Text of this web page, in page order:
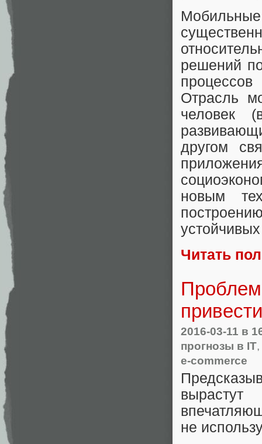
решений
Отрасль
человек
другом
новым
Читать
2016-03-11 в
прогнозы в IT,
e-commerce
не